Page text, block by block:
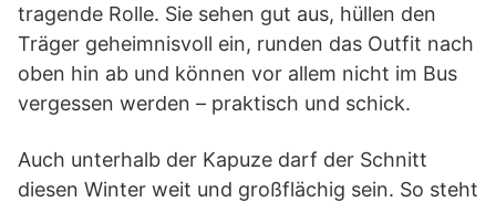
tragende Rolle. Sie sehen gut aus, hüllen den
Träger geheimnisvoll ein, runden das Outfit nach
oben hin ab und können vor allem nicht im Bus
vergessen werden – praktisch und schick.
Auch unterhalb der Kapuze darf der Schnitt
diesen Winter weit und großflächig sein. So steht